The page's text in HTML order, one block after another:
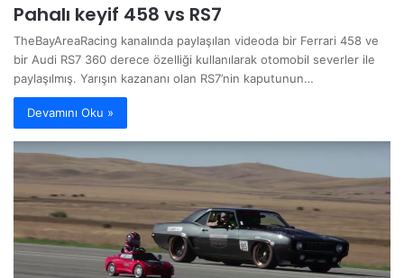
Pahalı keyif 458 vs RS7
TheBayAreaRacing kanalında paylaşılan videoda bir Ferrari 458 ve
bir Audi RS7 360 derece özelliği kullanılarak otomobil severler ile
paylaşılmış. Yarışın kazananı olan RS7’nin kaputunun…
Devamını Oku »